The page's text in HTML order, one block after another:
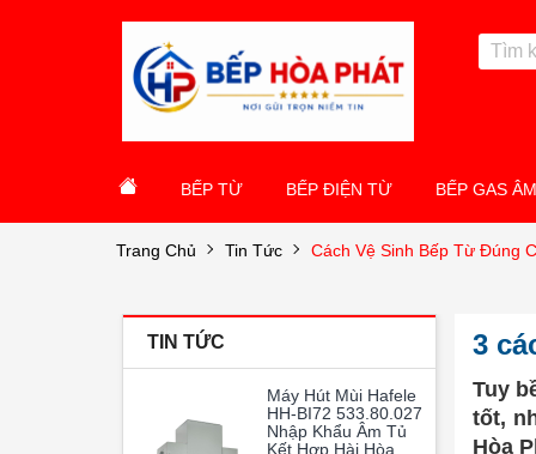
BẾP TỪ BẾP ĐIỆN TỪ BẾP GAS ÂM
Trang Chủ Tin Tức Cách Vệ Sinh Bếp Từ Đúng
TIN TỨC
Máy Hút Mùi Hafele
HH-BI72 533.80.027
Nhập Khẩu Âm Tủ
Kết Hợp Hài Hòa
3
Tuy
tốt,
Hòa